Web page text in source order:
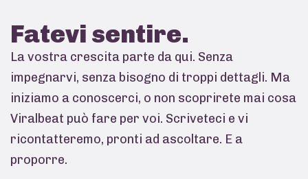
Fatevi sentire.
La vostra crescita parte da qui. Senza
impegnarvi, senza bisogno di troppi dettagli. Ma
iniziamo a conoscerci, o non scoprirete mai cosa
Viralbeat può fare per voi. Scriveteci e vi
ricontatteremo, pronti ad ascoltare. E a
proporre.